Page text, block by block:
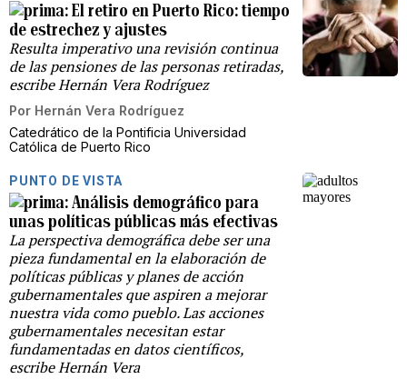
El retiro en Puerto Rico: tiempo
de estrechez y ajustes
Resulta imperativo una revisión continua
de las pensiones de las personas retiradas,
escribe Hernán Vera Rodríguez
Por Hernán Vera Rodríguez
Catedrático de la Pontificia Universidad
Católica de Puerto Rico
PUNTO DE VISTA
Análisis demográfico para
unas políticas públicas más efectivas
La perspectiva demográfica debe ser una
pieza fundamental en la elaboración de
políticas públicas y planes de acción
gubernamentales que aspiren a mejorar
nuestra vida como pueblo. Las acciones
gubernamentales necesitan estar
fundamentadas en datos científicos,
escribe Hernán Vera